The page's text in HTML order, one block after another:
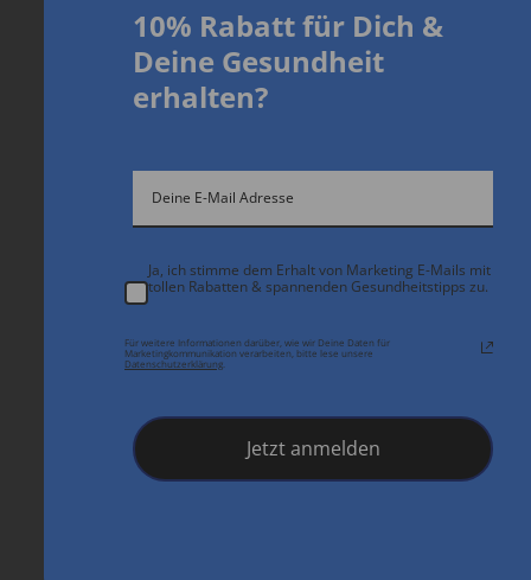
10% Rabatt für Dich &
Deine Gesundheit
erhalten?
Ja, ich stimme dem Erhalt von Marketing E-Mails mit
tollen Rabatten & spannenden Gesundheitstipps zu.
Für weitere Informationen darüber, wie wir Deine Daten für
Marketingkommunikation verarbeiten, bitte lese unsere
Datenschutzerklärung
Jetzt anmelden